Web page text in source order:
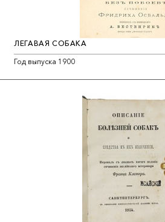
ЛЕГАВАЯ СОБАКА
Год выпуска 1900